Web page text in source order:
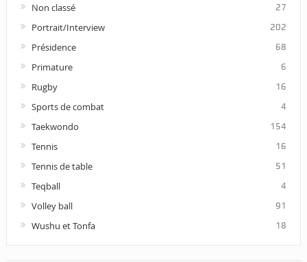
Non classé 27
Portrait/Interview 202
Présidence 68
Primature 6
Rugby 16
Sports de combat 4
Taekwondo 154
Tennis 16
Tennis de table 51
Teqball 4
Volley ball 91
Wushu et Tonfa 18